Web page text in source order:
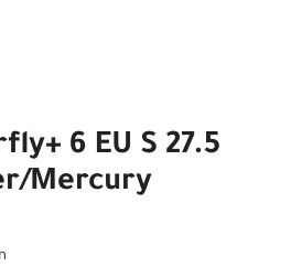
6 EU S 27.5
Mercury